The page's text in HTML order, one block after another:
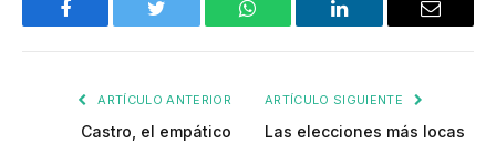
Facebook Twitter WhatsApp LinkedIn Email
ARTÍCULO ANTERIOR
Castro, el empático
ARTÍCULO SIGUIENTE
Las elecciones más locas